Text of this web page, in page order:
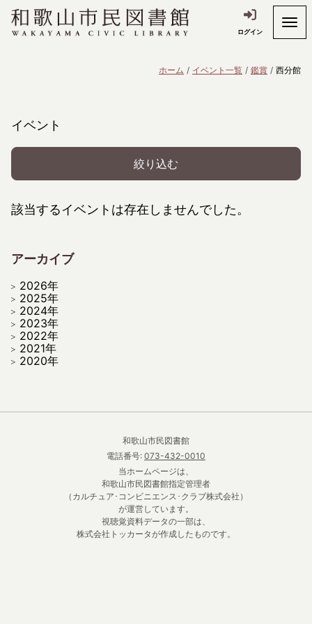
ログイン
ホーム イベント一覧 鑑賞 西分館
イベント
絞り込む
該当するイベントは存在しませんでした。
アーカイブ
2026年
2025年
2024年
2023年
2022年
2021年
2020年
和歌山市民図書館
電話番号: 073-432-0010
当ホームページは、
和歌山市民図書館指定管理者
（カルチュア･コンビニエンス･クラブ株式会社）
が運営しています。
視聴覚資料データの一部は、
株式会社トッカータが作成したものです。